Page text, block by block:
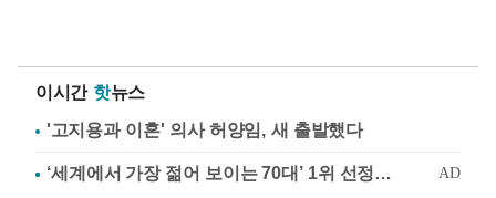
이시간 핫뉴스
'고지용과 이혼' 의사 허양임, 새 출발했다